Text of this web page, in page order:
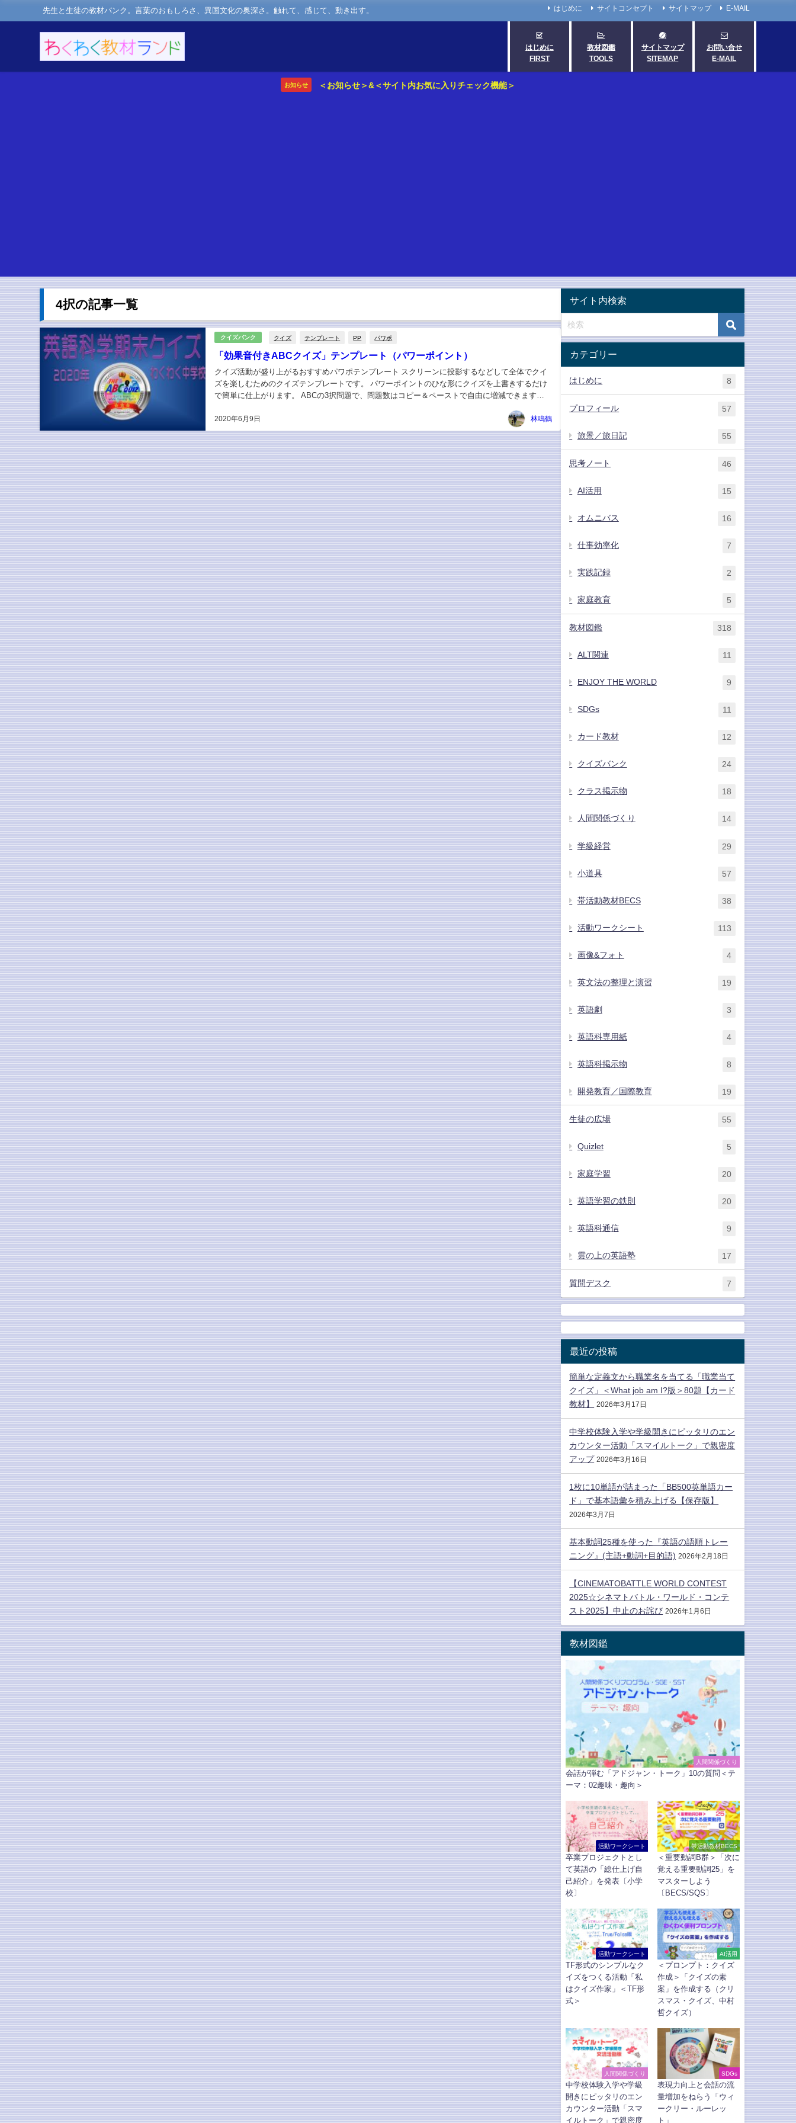
先生と生徒の教材バンク。言葉のおもしろさ、異国文化の奥深さ。触れて、感じて、動き出す。 はじめに サイトコンセプト サイトマップ E-MAIL
はじめに
FIRST
教材図鑑
TOOLS
サイトマップ
SITEMAP
お問い合せ
E-MAIL
お知らせ ＜お知らせ＞&＜サイト内お気に入りチェック機能＞
4択の記事一覧
クイズバンク クイズ テンプレート PP パワポ
「効果音付きABCクイズ」テンプレート（パワーポイント）
2020年6月9日
クイズ活動が盛り上がるおすすめパワポテンプレート スクリーンに投影するなどして全体でクイ
ズを楽しむためのクイズテンプレートです。 パワーポイントのひな形にクイズを上書きするだけ
で簡単に仕上がります。 ABCの3択問題で、問題数はコピー＆ペーストで自由に増減できます。
林鳴鶴
サイト内検索
カテゴリー
はじめに 8
プロフィール 57
旅景／旅日記 55
思考ノート 46
AI活用 15
オムニバス 16
仕事効率化 7
実践記録 2
家庭教育 5
教材図鑑 318
ALT関連 11
ENJOY THE WORLD 9
SDGs 11
カード教材 12
クイズバンク 24
クラス掲示物 18
人間関係づくり 14
学級経営 29
小道具 57
帯活動教材BECS 38
活動ワークシート 113
画像&フォト 4
英文法の整理と演習 19
英語劇 3
英語科専用紙 4
英語科掲示物 8
開発教育／国際教育 19
生徒の広場 55
Quizlet 5
家庭学習 20
英語学習の鉄則 20
英語科通信 9
雲の上の英語塾 17
質問デスク 7
最近の投稿
簡単な定義文から職業名を当てる「職業当て
クイズ」＜What job am I?版＞80題【カード
教材】
2026年3月17日
中学校体験入学や学級開きにピッタリのエン
カウンター活動「スマイルトーク」で親密度
アップ 2026年3月16日
1枚に10単語が詰まった「BB500英単語カー
ド」で基本語彙を積み上げる【保存版】
2026年3月7日
基本動詞25種を使った『英語の語順トレー
ニング』(主語+動詞+目的語) 2026年2月18日
【CINEMATOBATTLE WORLD CONTEST
2025☆シネマトバトル・ワールド・コンテ
スト2025】中止のお詫び 2026年1月6日
教材図鑑
人間関係づくり
会話が弾む「アドジャン・トーク」10の質問＜テ
ーマ：02趣味・趣向＞
活動ワークシート
卒業プロジェクトとし
て英語の「総仕上げ自
己紹介」を発表〔小学
校〕
帯活動教材BECS
＜重要動詞B群＞「次に
覚える重要動詞25」を
マスターしよう
〔BECS/SQS〕
活動ワークシート
TF形式のシンプルなク
イズをつくる活動「私
はクイズ作家」＜TF形
式＞
AI活用
＜プロンプト：クイズ
作成＞「クイズの素
案」を作成する（クリ
スマス・クイズ、中村
哲クイズ）
人間関係づくり
中学校体験入学や学級
開きにピッタリのエン
カウンター活動「スマ
イルトーク」で親密度
SDGs
表現力向上と会話の流
量増加をねらう「ウィ
ークリー・ルーレッ
ト」